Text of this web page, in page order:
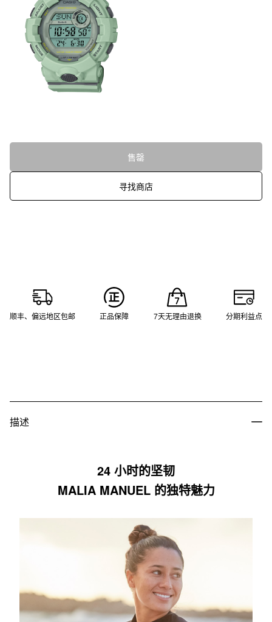
售罄
寻找商店
顺丰、偏远地区包邮 正品保障 7天无理由退换 分期利益点
描述
24 小时的坚韧
MALIA MANUEL 的独特魅力